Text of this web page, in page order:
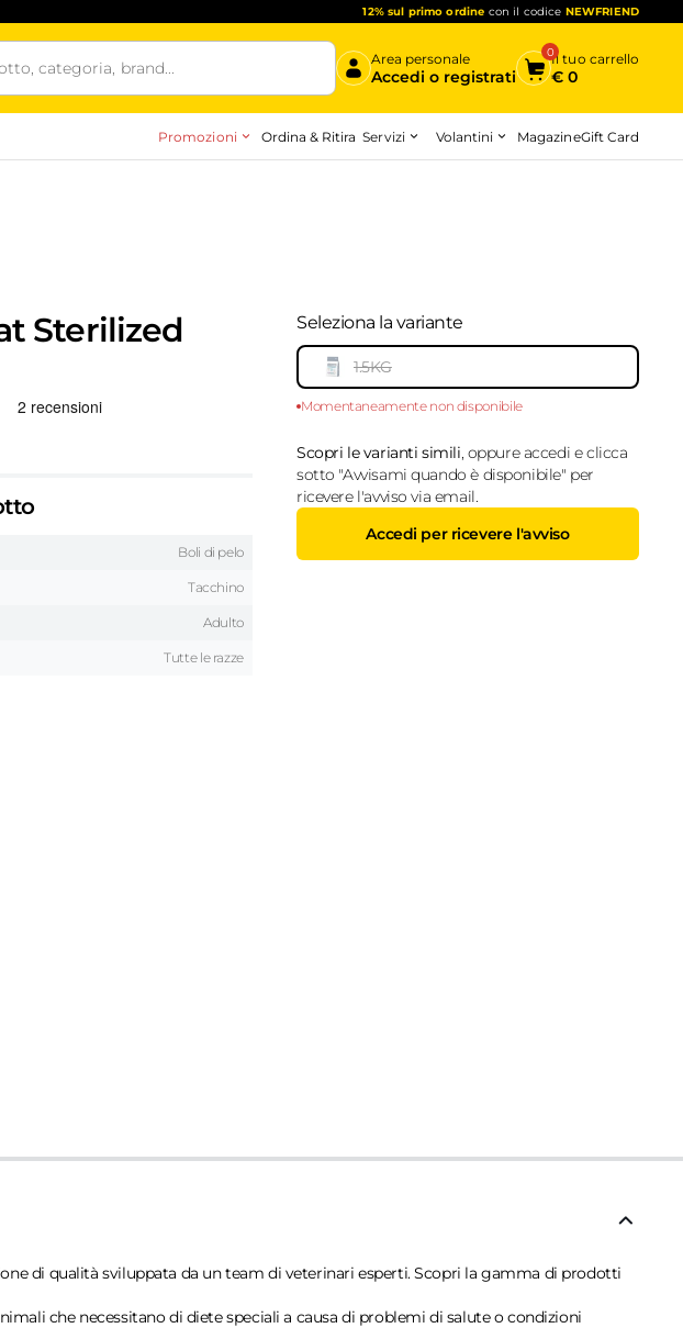
12% sul primo ordine con il codice NEWFRIEND
Area personale
Accedi o registrati
0Il tuo carrello
€0
Promozioni Ordina & Ritira Servizi Volantini MagazineGift Card
Sterilized
del prodotto -top
Seleziona la variante
1.5KG
Momentaneamente non disponibile
Scopri le varianti simili, oppure accedi e clicca
sotto "Avvisami quando è disponibile" per
ricevere l'avviso via email.
Accedi per ricevere l'avviso
Boli di pelo
Tacchino
Adulto
Tutte le razze
di qualità sviluppata da un team di veterinari esperti. Scopri la gamma di prodotti
che necessitano di diete speciali a causa di problemi di salute o condizioni